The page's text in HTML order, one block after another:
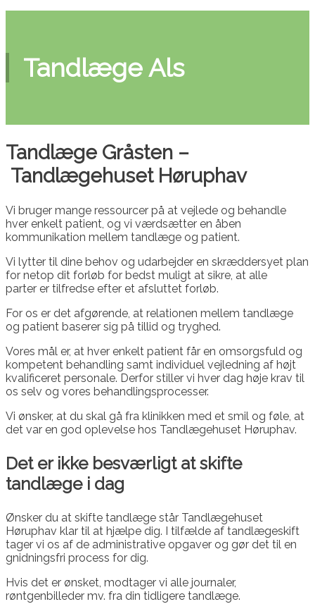
Tandlæge Als
Tandlæge Gråsten –
Tandlægehuset Høruphav
Vi bruger mange ressourcer på at vejlede og behandle
hver enkelt patient, og vi værdsætter en åben
kommunikation mellem tandlæge og patient.
Vi lytter til dine behov og udarbejder en skræddersyet plan
for netop dit forløb for bedst muligt at sikre, at alle
parter er tilfredse efter et afsluttet forløb.
For os er det afgørende, at relationen mellem tandlæge
og patient baserer sig på tillid og tryghed.
Vores mål er, at hver enkelt patient får en omsorgsfuld og
kompetent behandling samt individuel vejledning af højt
kvalificeret personale. Derfor stiller vi hver dag høje krav til
os selv og vores behandlingsprocesser.
Vi ønsker, at du skal gå fra klinikken med et smil og føle, at
det var en god oplevelse hos Tandlægehuset Høruphav.
Det er ikke besværligt at skifte
tandlæge i dag
Ønsker du at skifte tandlæge står Tandlægehuset
Høruphav klar til at hjælpe dig. I tilfælde af tandlægeskift
tager vi os af de administrative opgaver og gør det til en
gnidningsfri process for dig.
Hvis det er ønsket, modtager vi alle journaler,
røntgenbilleder mv. fra din tidligere tandlæge.